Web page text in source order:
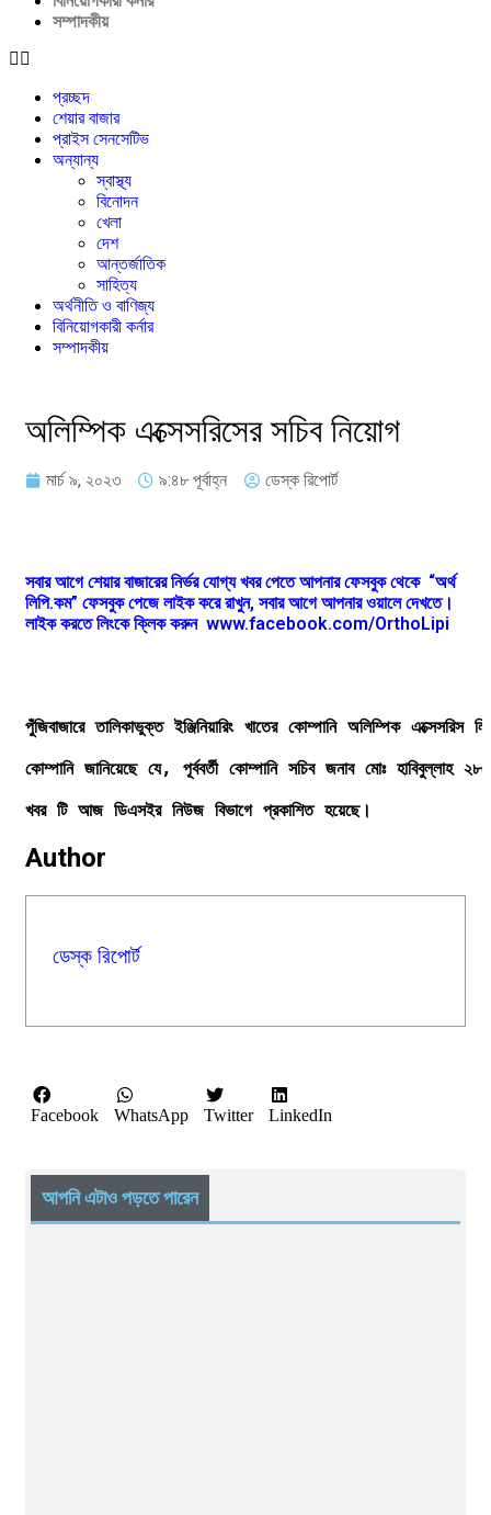
সম্পাদকীয়
প্রচ্ছদ
শেয়ার বাজার
প্রাইস সেনসেটিভ
অন্যান্য
স্বাস্থ্য
বিনোদন
খেলা
দেশ
আন্তর্জাতিক
সাহিত্য
অর্থনীতি ও বাণিজ্য
বিনিয়োগকারী কর্নার
সম্পাদকীয়
অলিম্পিক এক্সেসরিসের সচিব নিয়োগ
মার্চ ৯, ২০২৩ ৯:৪৮ পূর্বাহ্ন ডেস্ক রিপোর্ট
সবার আগে শেয়ার বাজারের নির্ভর যোগ্য খবর পেতে আপনার ফেসবুক থেকে “অর্থ
লিপি.কম” ফেসবুক পেজে লাইক করে রাখুন, সবার আগে আপনার ওয়ালে দেখতে।
লাইক করতে লিংকে ক্লিক করুন www.facebook.com/OrthoLipi
পুঁজিবাজারে তালিকাভুক্ত ইঞ্জিনিয়ারিং খাতের কোম্পানি অলিম্পিক
কোম্পানি জানিয়েছে যে, পূর্ববর্তী কোম্পানি সচিব জনাব মোঃ
খবর টি আজ ডিএসইর নিউজ বিভাগে প্রকাশিত হয়েছে।
Author
ডেস্ক রিপোর্ট
Facebook WhatsApp Twitter LinkedIn
আপনি এটাও পড়তে পারেন